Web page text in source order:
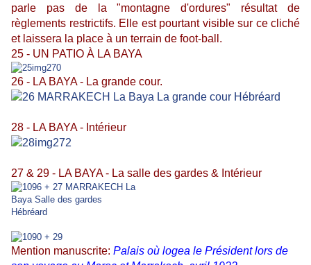
parle pas de la "montagne d'ordures" résultat de
règlements restrictifs. Elle est pourtant visible sur ce cliché
et laissera la place à un terrain de foot-ball.
25 - UN PATIO À LA BAYA
26 - LA BAYA - La grande cour.
28 - LA BAYA - Intérieur
27 & 29 - LA BAYA - La salle des gardes & Intérieur
Mention manuscrite: Palais où logea le Président lors de